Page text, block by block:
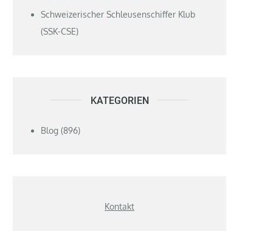
Schweizerischer Schleusenschiffer Klub
(SSK-CSE)
KATEGORIEN
Blog (896)
Kontakt